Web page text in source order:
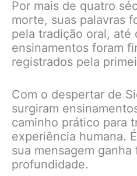
Por mais de quatro
morte, suas palavras
pela tradição oral, até
ensinamentos foram
registrados pela
Com o despertar de
surgiram
caminho prático para
experiência humana.
sua mensagem ganha
profundidade.